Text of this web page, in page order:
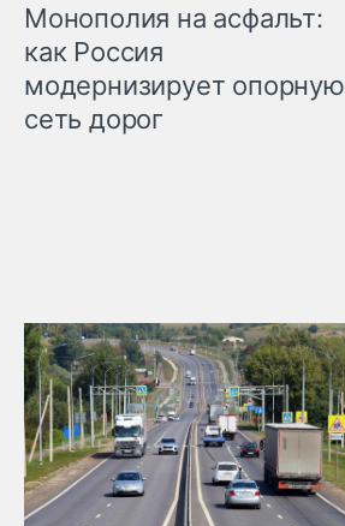
Монополия на асфальт:
как Россия
модернизирует опорную
сеть дорог